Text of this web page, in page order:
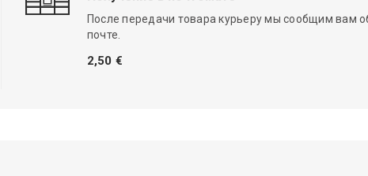
После передачи товара курьеру мы сообщим вам
почте.
2,50 €